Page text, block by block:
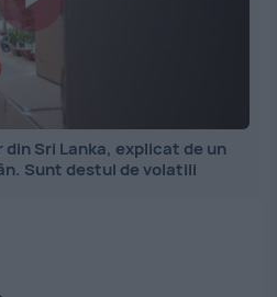
Sri Lanka, explicat de un
Sunt destul de volatili